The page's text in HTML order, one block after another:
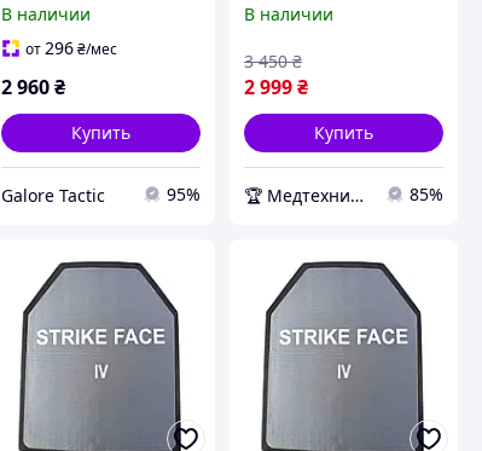
захисту бронеплити
MARS 600 6мм (вес 3.5
бронежилета плити
В наличии
от296 ₴/мес
2 960 ₴
Купить
Galore Tactic 95%
В наличии
2 999₴
3 450 ₴
Купить
🏆 Медтехника — 20 лет надежности 85%